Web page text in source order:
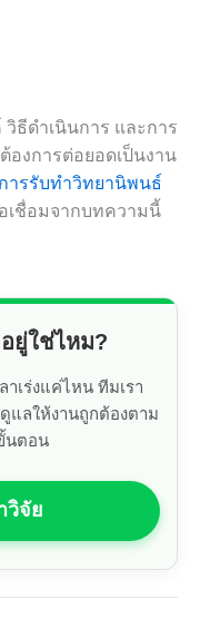
ธีดำเนินการ และการ
งการต่อยอดเป็นงาน
ารรับทำวิทยานิพนธ์
เชื่อมจากบทความนี้
ยู่ใช่ไหม?
เร่งแค่ไหน ทีมเรา
แลให้งานถูกต้องตาม
นตอน
วิจัย